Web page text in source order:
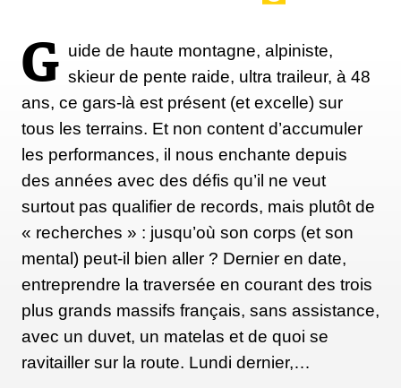
G uide de haute montagne, alpiniste,
skieur de pente raide, ultra traileur, à 48
ans, ce gars-là est présent (et excelle) sur
tous les terrains. Et non content d’accumuler
les performances, il nous enchante depuis
des années avec des défis qu’il ne veut
surtout pas qualifier de records, mais plutôt de
« recherches » : jusqu’où son corps (et son
mental) peut-il bien aller ? Dernier en date,
entreprendre la traversée en courant des trois
plus grands massifs français, sans assistance,
avec un duvet, un matelas et de quoi se
ravitailler sur la route. Lundi dernier,…